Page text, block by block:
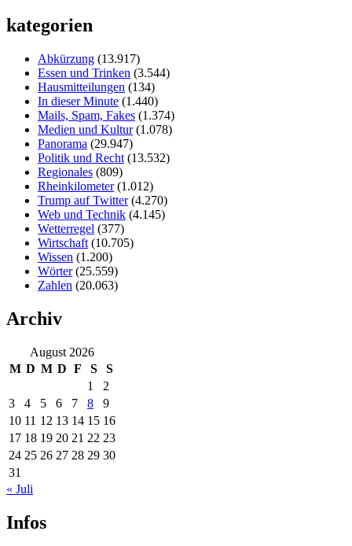
kategorien
Abkürzung (13.917)
Essen und Trinken (3.544)
Hausmitteilungen (134)
In dieser Minute (1.440)
Mails, Spam, Fakes (1.374)
Medien und Kultur(1.078)
Panorama (29.947)
Politik und Recht (13.532)
Regionales (809)
Rheinkilometer(1.012)
Trump auf Twitter(4.270)
Web und Technik (4.145)
Wetterregel (377)
Wirtschaft (10.705)
Wissen (1.200)
Wörter(25.559)
Zahlen (20.063)
Archiv
August 2026
M D M D F S
S
1
2
3
4 5 6 7 8
9
10 11 12 13 14 15 16
17 18 19 20 21 22 23
24 25 26 27 28 29 30
31
« Juli
Infos